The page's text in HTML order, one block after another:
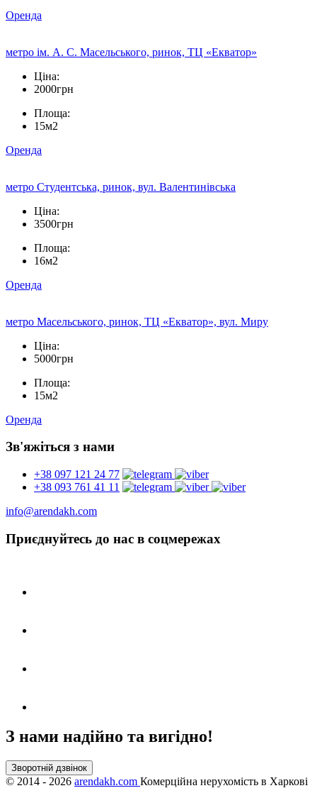
Оренда
метро ім. А. С. Масельського, ринок, ТЦ «Екватор»
Ціна:
2000грн
Площа:
15м2
Оренда
метро Студентська, ринок, вул. Валентинівська
Ціна:
3500грн
Площа:
16м2
Оренда
метро Масельського, ринок, ТЦ «Екватор», вул. Миру
Ціна:
5000грн
Площа:
15м2
Оренда
Зв'яжіться з нами
+38 097 121 24 77
+38 093 761 41 11
info@arendakh.com
Приєднуйтесь до нас в соцмережах
З нами надійно та вигідно!
Зворотній дзвінок
© 2014 - 2026 arendakh.com Комерційна нерухомість в Харкові